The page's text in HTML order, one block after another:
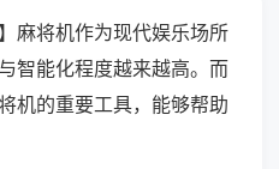
麻将机作为现代娱乐场所
智能化程度越来越高。而
机的重要工具，能够帮助